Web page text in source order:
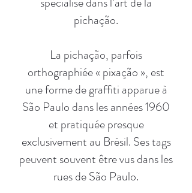
pichação.
La pichação, parfois
orthographiée « pixação », est
une forme de graffiti apparue à
São Paulo dans les années 1960
et pratiquée presque
exclusivement au Brésil. Ses tags
peuvent souvent être vus dans les
rues de São Paulo.